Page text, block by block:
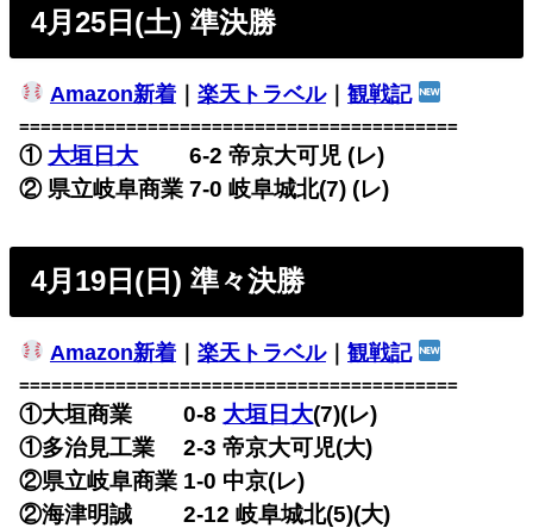
4月25日(土) 準決勝
Amazon新着｜ 楽天トラベル｜ 観戦記
=========================================
① 大垣日大 6-2 帝京大可児 (レ)
② 県立岐阜商業 7-0 岐阜城北(7) (レ)
4月19日(日) 準々決勝
Amazon新着｜ 楽天トラベル｜ 観戦記
=========================================
①大垣商業 0-8 大垣日大(7)(レ)
①多治見工業 2-3 帝京大可児(大)
②県立岐阜商業 1-0 中京(レ)
②海津明誠 2-12 岐阜城北(5)(大)